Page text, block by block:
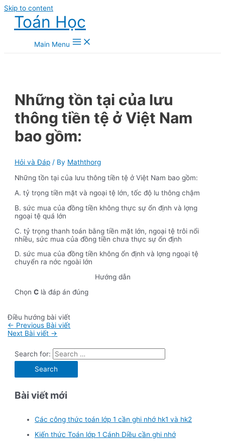
Skip to content
Toán Học
Main Menu
Những tồn tại của lưu
thông tiền tệ ở Việt Nam
bao gồm:
Hỏi và Đáp / By Maththorg
Những tồn tại của lưu thông tiền tệ ở Việt Nam bao gồm:
A. tỷ trọng tiền mặt và ngoại tệ lớn, tốc độ lu thông chậm
B. sức mua của đồng tiền không thực sự ổn định và lợng
ngoại tệ quá lớn
C. tỷ trọng thanh toán bằng tiền mặt lớn, ngoại tệ trôi nổi
nhiều, sức mua của đồng tiền chưa thực sự ổn định
D. sức mua của đồng tiền không ổn định và lợng ngoại tệ
chuyển ra nớc ngoài lớn
Hướng dẫn
ChọnC là đáp án đúng
Điều hướng bài viết
← Previous Bài viết
Next Bài viết →
Search for:
Bài viết mới
Các công thức toán lớp 1 cần ghi nhớ hk1 và hk2
Kiến thức Toán lớp 1 Cánh Diều cần ghi nhớ